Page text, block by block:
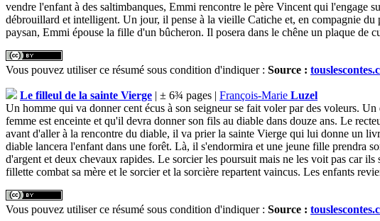
vendre l'enfant à des saltimbanques, Emmi rencontre le père Vincent qui l'engage
débrouillard et intelligent. Un jour, il pense à la vieille Catiche et, en compagnie
paysan, Emmi épouse la fille d'un bûcheron. Il posera dans le chêne un plaque de
Vous pouvez utiliser ce résumé sous condition d'indiquer : Source :
Le filleul de la sainte Vierge | ± 6¾ pages | François-Marie Luzel
Un homme qui va donner cent écus à son seigneur se fait voler par des voleurs.
femme est enceinte et qu'il devra donner son fils au diable dans douze ans. Le
avant d'aller à la rencontre du diable, il va prier la sainte Vierge qui lui donne un
diable lancera l'enfant dans une forêt. Là, il s'endormira et une jeune fille prendra
d'argent et deux chevaux rapides. Le sorcier les poursuit mais ne les voit pas car
fillette combat sa mère et le sorcier et la sorcière repartent vaincus. Les enfants
Vous pouvez utiliser ce résumé sous condition d'indiquer : Source :